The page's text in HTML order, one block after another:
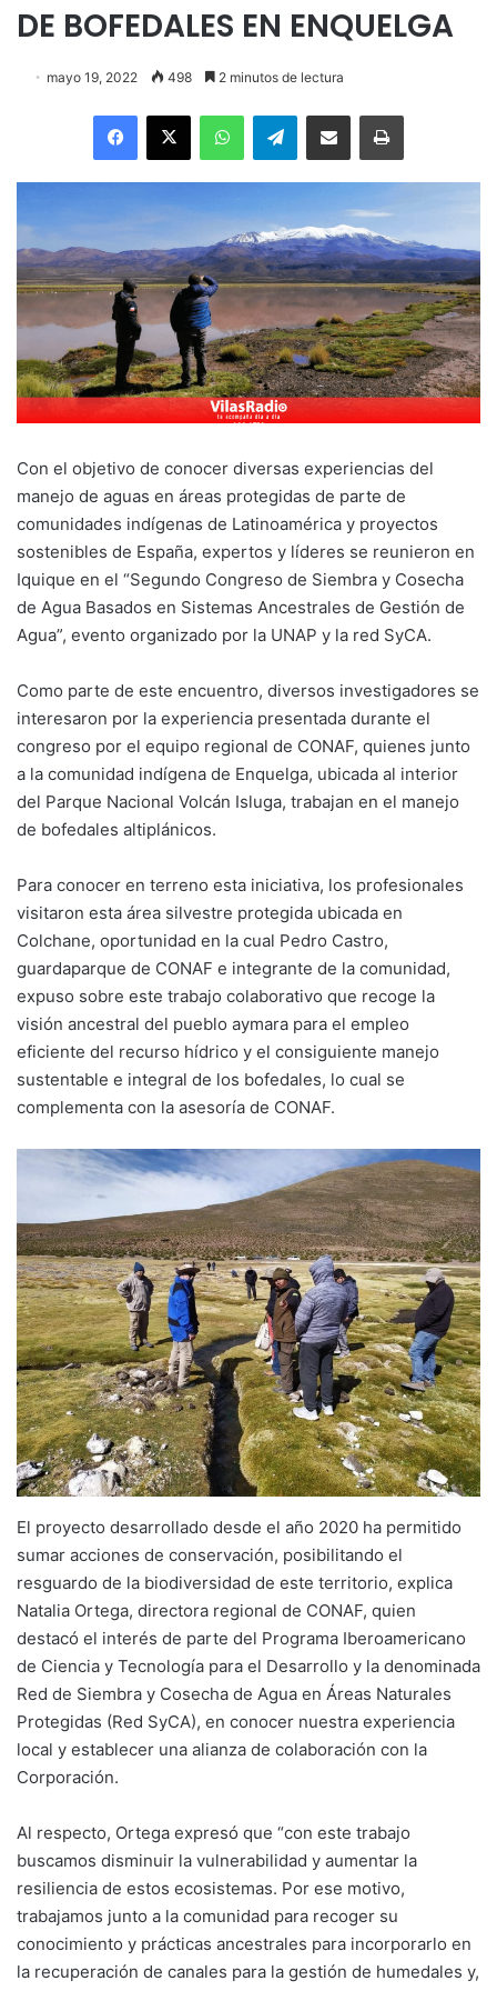
DE BOFEDALES EN ENQUELGA
mayo 19, 2022 498 2 minutos de lectura
Facebook
X WhatsAppTelegramEnviar vía email Imprimir
Con el objetivo de conocer diversas experiencias del
manejo de aguas en áreas protegidas de parte de
comunidades indígenas de Latinoamérica y proyectos
sostenibles de España, expertos y líderes se reunieron en
Iquique en el “Segundo Congreso de Siembra y Cosecha
de Agua Basados en Sistemas Ancestrales de Gestión de
Agua”, evento organizado por la UNAP y la red SyCA.
Como parte de este encuentro, diversos investigadores se
interesaron por la experiencia presentada durante el
congreso por el equipo regional de CONAF, quienes junto
a la comunidad indígena de Enquelga, ubicada al interior
del Parque Nacional Volcán Isluga, trabajan en el manejo
de bofedales altiplánicos.
Para conocer en terreno esta iniciativa, los profesionales
visitaron esta área silvestre protegida ubicada en
Colchane, oportunidad en la cual Pedro Castro,
guardaparque de CONAF e integrante de la comunidad,
expuso sobre este trabajo colaborativo que recoge la
visión ancestral del pueblo aymara para el empleo
eficiente del recurso hídrico y el consiguiente manejo
sustentable e integral de los bofedales, lo cual se
complementa con la asesoría de CONAF.
El proyecto desarrollado desde el año 2020 ha permitido
sumar acciones de conservación, posibilitando el
resguardo de la biodiversidad de este territorio, explica
Natalia Ortega, directora regional de CONAF, quien
destacó el interés de parte del Programa Iberoamericano
de Ciencia y Tecnología para el Desarrollo y la denominada
Red de Siembra y Cosecha de Agua en Áreas Naturales
Protegidas (Red SyCA), en conocer nuestra experiencia
local y establecer una alianza de colaboración con la
Corporación.
Al respecto, Ortega expresó que “con este trabajo
buscamos disminuir la vulnerabilidad y aumentar la
resiliencia de estos ecosistemas. Por ese motivo,
trabajamos junto a la comunidad para recoger su
conocimiento y prácticas ancestrales para incorporarlo en
la recuperación de canales para la gestión de humedales y,